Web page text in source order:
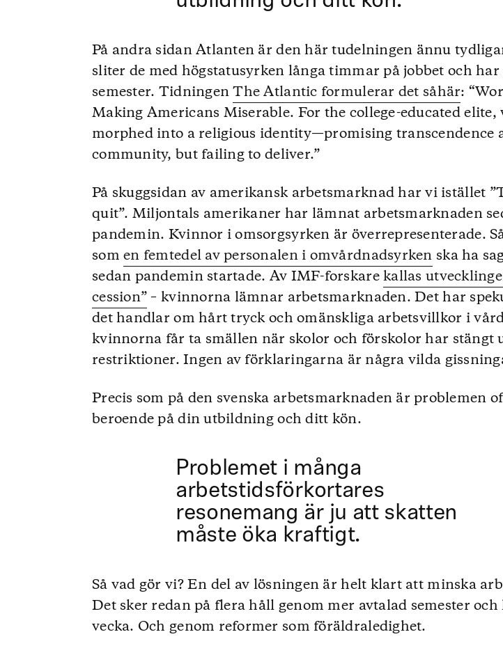
På andra sidan Atlanten är den här tudelningen ännu
sliter de med högstatusyrken långa timmar på jobbet och
semester. TidningenThe Atlantic formulerar det såhär:
Making Americans Miserable. For the college-educated elite,
morphed into a religious identity—promising transcendence
community, but failing to deliver.”
På skuggsidan av amerikansk arbetsmarknad har vi istället
quit”. Miljontals amerikaner har lämnat arbetsmarknaden
pandemin. Kvinnor i omsorgsyrken är överrepresenterade.
somen femtedel av personalen i omvårdnadsyrken ska ha
sedan pandemin startade. Av IMF-forskarekallas
cession” – kvinnorna lämnar arbetsmarknaden. Det har
det handlar om hårt tryck och omänskliga arbetsvillkor i
kvinnorna får ta smällen när skolor och förskolor har stängt
restriktioner. Ingen av förklaringarna är några vilda
Precis som på den svenska arbetsmarknaden är problemen
beroende på din utbildning och ditt kön.
Problemet i många
arbetstidsförkortares
resonemang är ju att skatten
måste öka kraftigt.
Så vad gör vi? En del av lösningen är helt klart att minska
Det sker redan på flera håll genom mer avtalad semester
vecka. Och genom reformer som föräldraledighet.